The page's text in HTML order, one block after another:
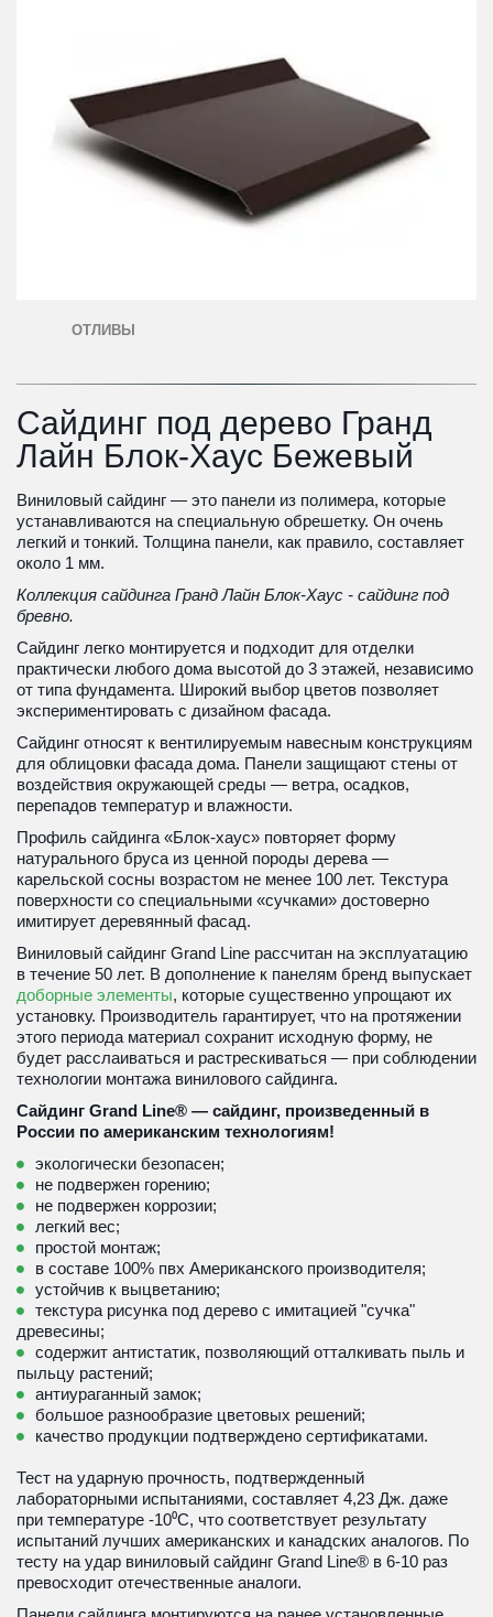
ОТЛИВЫ
Сайдинг под дерево Гранд
Лайн Блок-Хаус Бежевый
Виниловый сайдинг — это панели из полимера, которые
устанавливаются на специальную обрешетку. Он очень
легкий и тонкий. Толщина панели, как правило, составляет
около 1 мм.
Коллекция сайдинга Гранд Лайн Блок-Хаус - сайдинг под
бревно.
Сайдинг легко монтируется и подходит для отделки
практически любого дома высотой до 3 этажей, независимо
от типа фундамента. Широкий выбор цветов позволяет
экспериментировать с дизайном фасада.
Сайдинг относят к вентилируемым навесным конструкциям
для облицовки фасада дома. Панели защищают стены от
воздействия окружающей среды — ветра, осадков,
перепадов температур и влажности.
Профиль сайдинга «Блок-хаус» повторяет форму
натурального бруса из ценной породы дерева —
карельской сосны возрастом не менее 100 лет. Текстура
поверхности со специальными «сучками» достоверно
имитирует деревянный фасад.
Виниловый сайдинг Grand Line рассчитан на эксплуатацию
доборные элементы, которые существенно упрощают их
установку. Производитель гарантирует, что на протяжении
этого периода материал сохранит исходную форму, не
будет расслаиваться и растрескиваться — при соблюдении
технологии монтажа винилового сайдинга.
Сайдинг Grand Line® — сайдинг, произведенный в
России по американским технологиям!
экологически безопасен;
не подвержен горению;
не подвержен коррозии;
легкий вес;
простой монтаж;
в составе 100% пвх Американского производителя;
устойчив к выцветанию;
текстура рисунка под дерево с имитацией "сучка"
древесины;
содержит антистатик, позволяющий отталкивать пыль и
пыльцу растений;
антиураганный замок;
большое разнообразие цветовых решений;
качество продукции подтверждено сертификатами.
Тест на ударную прочность, подтвержденный
лабораторными испытаниями, составляет 4,23 Дж. даже
при температуре -10⁰С, что соответствует результату
испытаний лучших американских и канадских аналогов. По
тесту на удар виниловый сайдинг Grand Line® в 6-10 раз
превосходит отечественные аналоги.